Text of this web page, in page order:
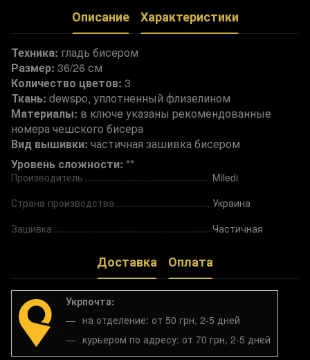
Описание Характеристики
Техника: гладь бисером
Размер: 36/26 см
Количество цветов: 3
Ткань: dewspo, уплотненный флизелином
Материалы: в ключе указаны рекомендованные
номера чешского бисера
Вид вышивки: частичная зашивка бисером
Уровень сложности: **
Производитель
Miledi
Страна производства
Украина
Зашивка
Частичная
Доставка Оплата
Укрпочта:
на отделение: от 50 грн, 2-5 дней
курьером по адресу: от 70 грн, 2-5 дней